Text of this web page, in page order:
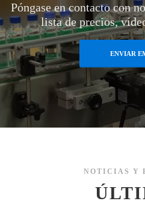
Póngase en contacto con
lista de precios,
ENVIAR
NOTICIAS Y